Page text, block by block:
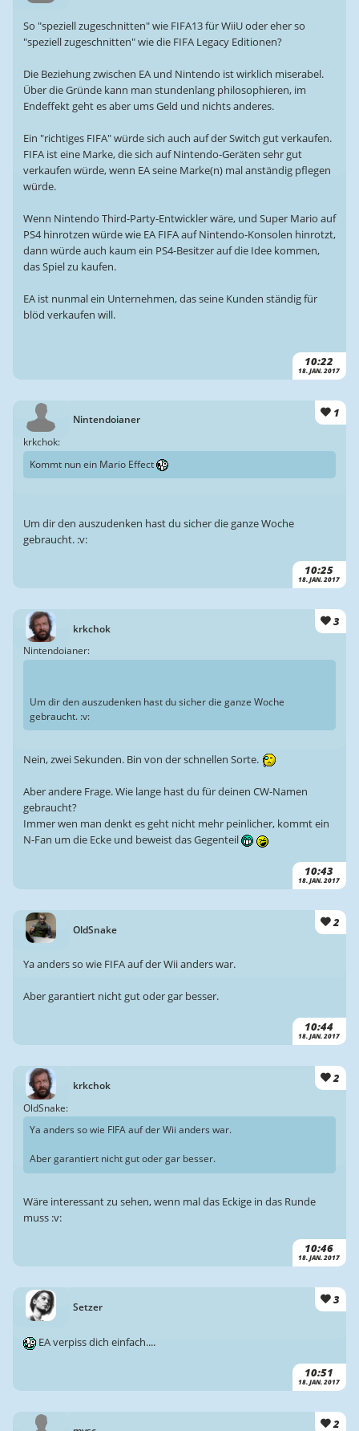
10:22
18. JAN. 2017
So "speziell zugeschnitten" wie FIFA13 für WiiU oder eher so
"speziell zugeschnitten" wie die FIFA Legacy Editionen?
Die Beziehung zwischen EA und Nintendo ist wirklich miserabel.
Über die Gründe kann man stundenlang philosophieren, im
Endeffekt geht es aber ums Geld und nichts anderes.
Ein "richtiges FIFA" würde sich auch auf der Switch gut verkaufen.
FIFA ist eine Marke, die sich auf Nintendo-Geräten sehr gut
verkaufen würde, wenn EA seine Marke(n) mal anständig pflegen
würde.
Wenn Nintendo Third-Party-Entwickler wäre, und Super Mario auf
PS4 hinrotzen würde wie EA FIFA auf Nintendo-Konsolen hinrotzt,
dann würde auch kaum ein PS4-Besitzer auf die Idee kommen,
das Spiel zu kaufen.
EA ist nunmal ein Unternehmen, das seine Kunden ständig für
blöd verkaufen will.
Nintendoianer 1
10:25
18. JAN. 2017
krkchok:
Kommt nun ein Mario Effect
Um dir den auszudenken hast du sicher die ganze Woche
gebraucht. :v:
krkchok
3
10:43
18. JAN. 2017
Nintendoianer:
Um dir den auszudenken hast du sicher die ganze Woche
gebraucht. :v:
Nein, zwei Sekunden. Bin von der schnellen Sorte.
Aber andere Frage. Wie lange hast du für deinen CW-Namen
gebraucht?
Immer wen man denkt es geht nicht mehr peinlicher, kommt ein
N-Fan um die Ecke und beweist das Gegenteil
OldSnake
2
10:44
18. JAN. 2017
Ya anders so wie FIFA auf der Wii anders war.
Aber garantiert nicht gut oder gar besser.
krkchok
2
10:46
18. JAN. 2017
OldSnake:
Ya anders so wie FIFA auf der Wii anders war.
Aber garantiert nicht gut oder gar besser.
Wäre interessant zu sehen, wenn mal das Eckige in das Runde
muss :v:
Setzer
3
10:51
18. JAN. 2017
EA verpiss dich einfach....
2